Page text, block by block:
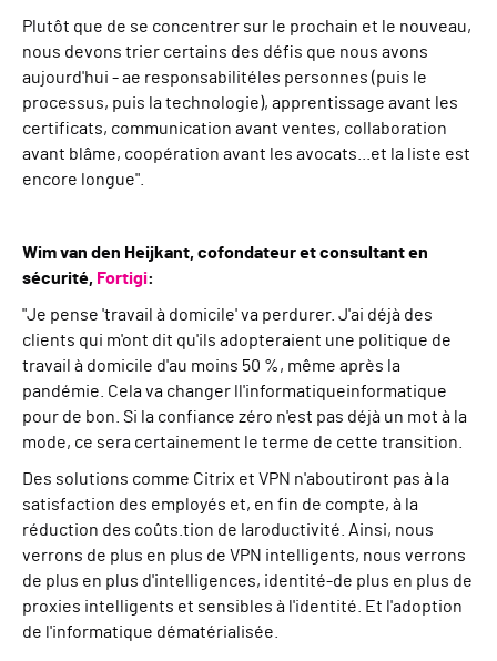
Plutôt que de se concentrer sur le prochain et le nouveau,
nous devons trier certains des défis que nous avons
aujourd'hui -ae responsabilité les personnes (puis le
processus, puis la technologie), apprentissage avant les
certificats, communication avant ventes, collaboration
avant blâme, coopération avant les avocats ...et la liste est
encore longue".
Wim van den Heijkant, cofondateur et consultant en
sécurité, Fortigi:
"Je pense 'travail à domicile'va perdurer. J'ai déjà des
clients qui m'ont dit qu'ils adopteraient une politique de
travail à domicile d'au moins 50 %, même après la
pandémie. Cela va changer l
l'informatiqueinformatique
pour de bon. Si la confiance zéro n'est pas déjà un mot à la
mode, ce sera certainement le terme de cette transition.
Des solutions comme Citrix et VPN n'aboutiront pas à la
satisfaction des employés et, en fin de compte, à la
réduction des coûts. tion de laroductivité Ainsi, nous
verrons de plus en plus de VPN intelligents, nous verrons
de plus en plus d'intelligences, identité-de plus en plus de
proxies intelligents et sensibles à l'identité. Et l'adoption
de l'informatique dématérialisée.